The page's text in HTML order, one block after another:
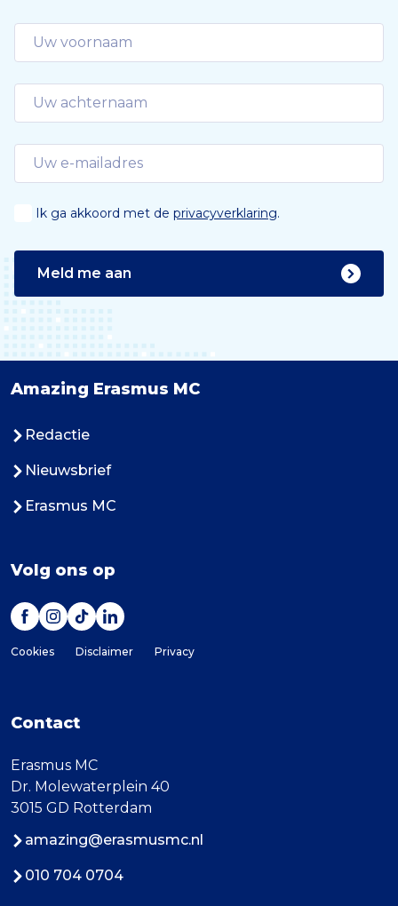
Ik ga akkoord met de privacyverklaring.
Meld me aan
Amazing Erasmus MC
Redactie
Nieuwsbrief
Erasmus MC
Volg ons op
Cookies Disclaimer Privacy
Contact
Erasmus MC
Dr. Molewaterplein 40
3015 GD Rotterdam
amazing@erasmusmc.nl
010 704 0704